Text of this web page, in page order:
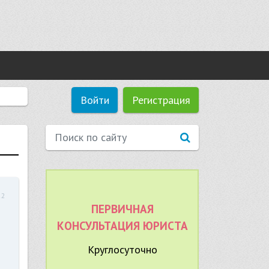
Войти Регистрация
ПЕРВИЧНАЯ
КОНСУЛЬТАЦИЯ ЮРИСТА
Круглосуточно